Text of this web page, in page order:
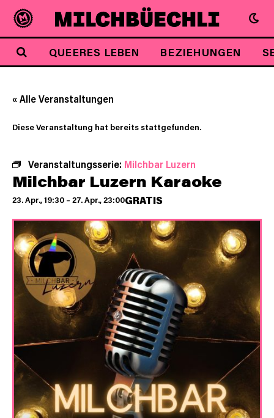
QUEERES LEBEN BEZIEHUNGEN
« Alle Veranstaltungen
Diese Veranstaltung hat bereits stattgefunden.
Veranstaltungsserie: Milchbar Luzern
Milchbar Luzern Karaoke
23. Apr., 19:30 – 27. Apr., 23:00GRATIS